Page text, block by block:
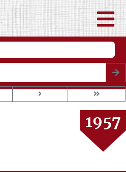
1953
1954
1955
1956
1957
1958